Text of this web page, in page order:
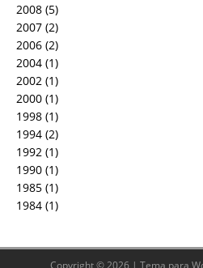
2008 (5)
2007 (2)
2006 (2)
2004 (1)
2002 (1)
2000 (1)
1998 (1)
1994 (2)
1992 (1)
1990 (1)
1985 (1)
1984 (1)
Copyright © 2026 | Tema para